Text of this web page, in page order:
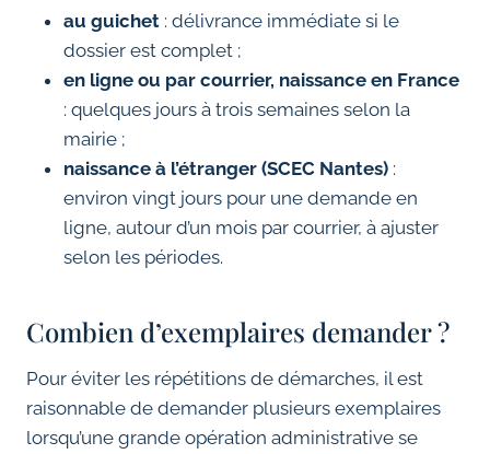
au guichet : délivrance immédiate si le
dossier est complet ;
en ligne ou par courrier, naissance en France
: quelques jours à trois semaines selon la
mairie ;
naissance à l’étranger (SCEC Nantes) :
environ vingt jours pour une demande en
ligne, autour d’un mois par courrier, à ajuster
selon les périodes.
Combien d’exemplaires demander ?
Pour éviter les répétitions de démarches, il est
raisonnable de demander plusieurs exemplaires
lorsqu’une grande opération administrative se